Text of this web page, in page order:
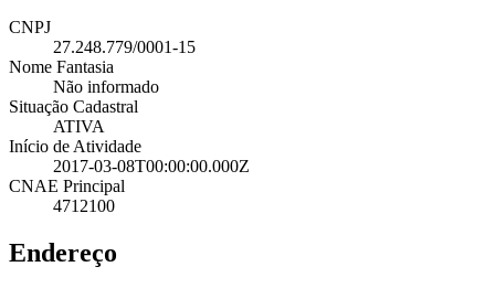
CNPJ
27.248.779/0001-15
Nome Fantasia
Não informado
Situação Cadastral
ATIVA
Início de Atividade
2017-03-08T00:00:00.000Z
CNAE Principal
4712100
Endereço